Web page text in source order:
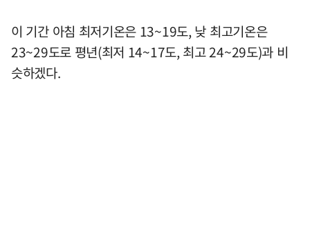
이 기간 아침 최저기온은 13~19도, 낮 최고기온은
23~29도로 평년(최저 14~17도, 최고 24~29도)과 비
슷하겠다.